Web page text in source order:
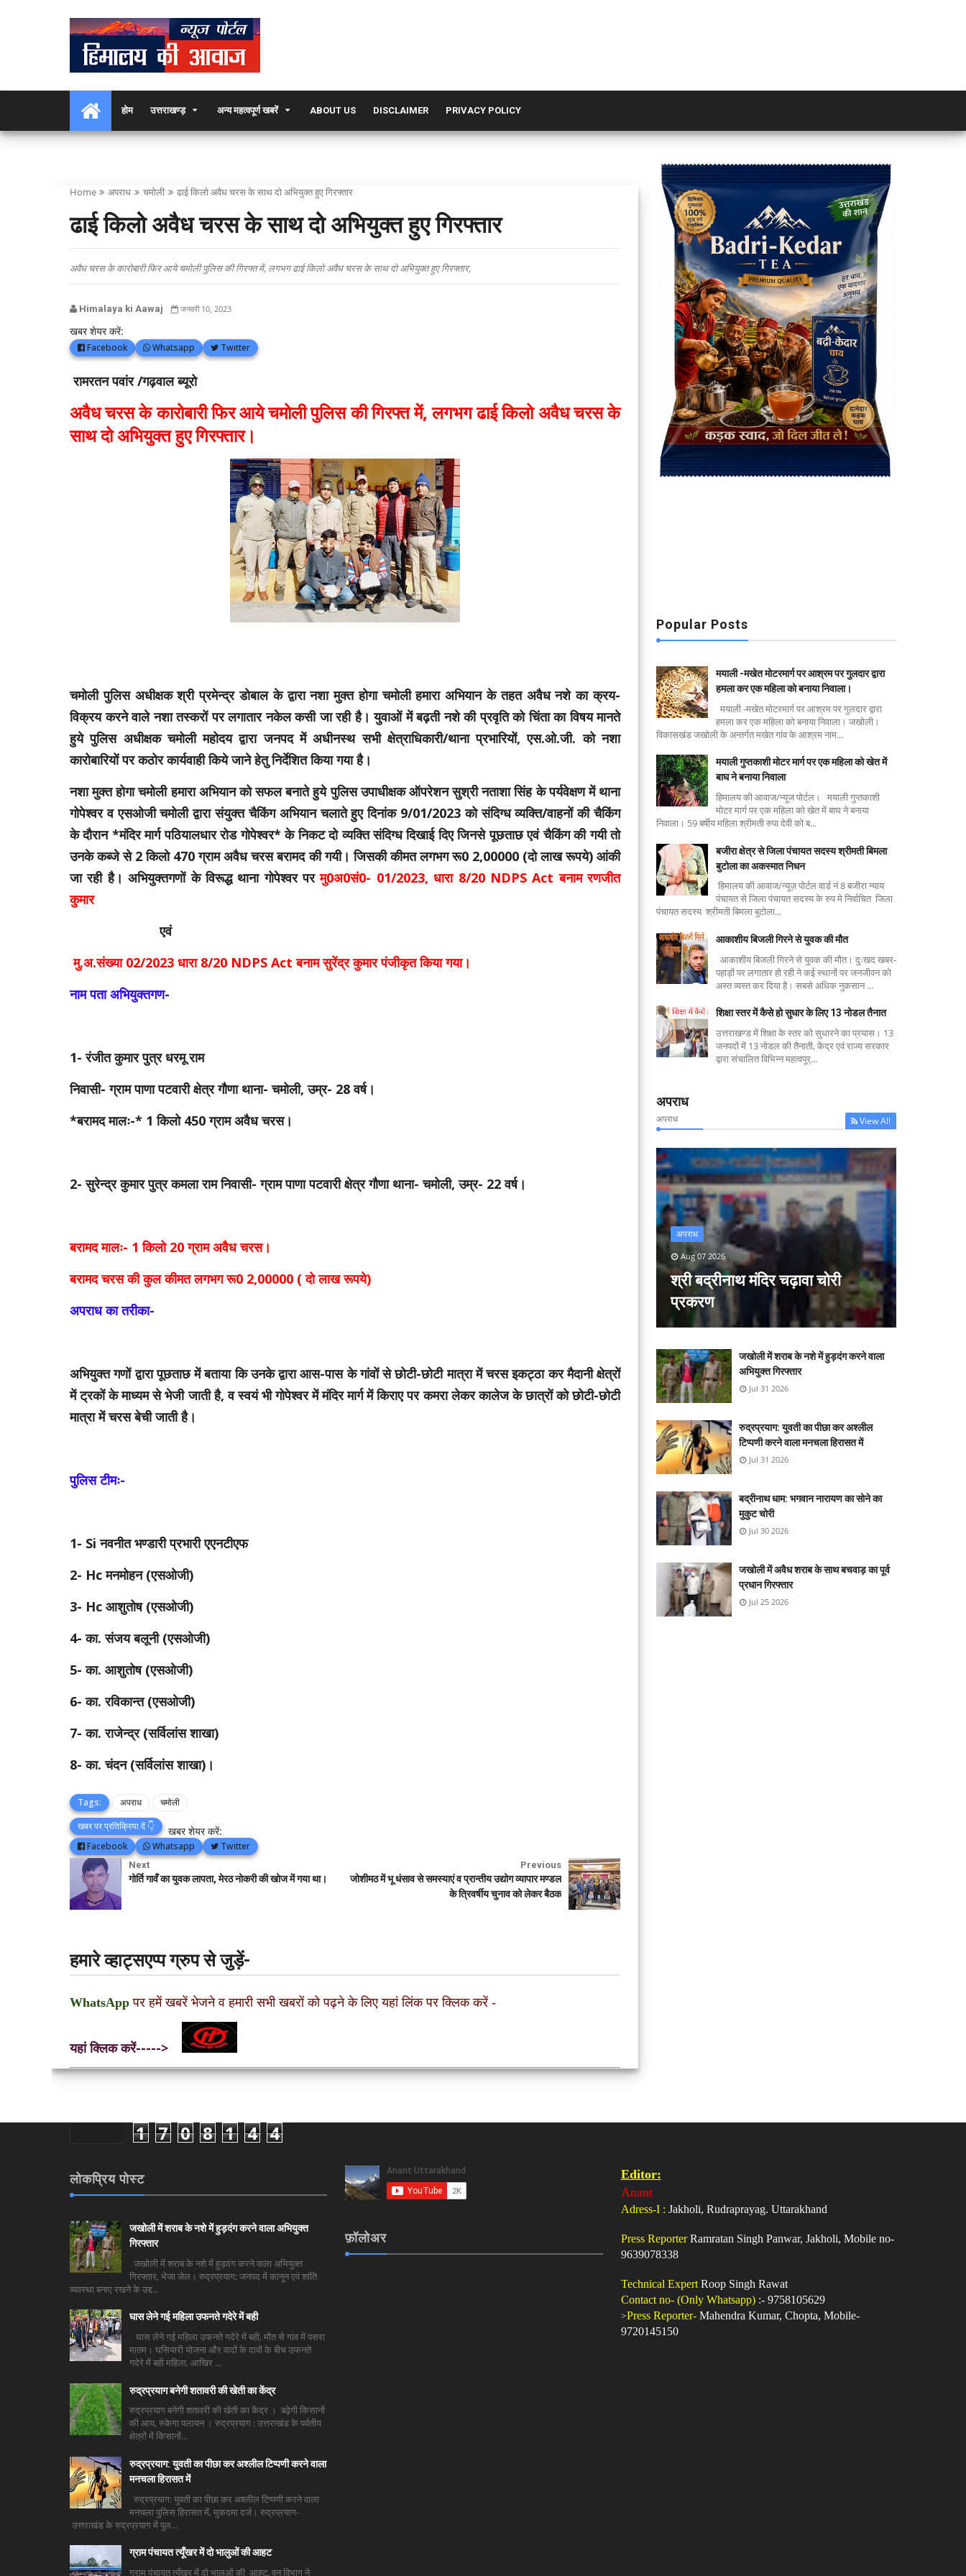
होम उत्तराखण्ड़ अन्य महत्वपूर्ण खबरें ABOUT US DISCLAIMER PRIVACY POLICY
Home अपराध चमोली ढाई किलो अवैध चरस के साथ दो अभियुक्त हुए गिरफ्तार
ढाई किलो अवैध चरस के साथ दो अभियुक्त हुए गिरफ्तार
अवैध चरस के कारोबारी फिर आये चमोली पुलिस की गिरफ्त में, लगभग ढाई किलो अवैध चरस के साथ दो अभियुक्त हुए गिरफ्तार,
Himalaya ki Aawaj जनवरी 10, 2023
खबर शेयर करें:
Facebook Whatsapp Twitter
रामरतन पवांर /गढ़वाल ब्यूरो
अवैध चरस के कारोबारी फिर आये चमोली पुलिस की गिरफ्त में, लगभग ढाई किलो अवैध चरस के
साथ दो अभियुक्त हुए गिरफ्तार।
चमोली पुलिस अधीक्षक श्री प्रमेन्द्र डोबाल के द्वारा नशा मुक्त होगा चमोली हमारा अभियान के तहत अवैध नशे का क्रय-
विक्रय करने वाले नशा तस्करों पर लगातार नकेल कसी जा रही है। युवाओं में बढ़ती नशे की प्रवृति को चिंता का विषय मानते
हुये पुलिस अधीक्षक चमोली महोदय द्वारा जनपद में अधीनस्थ सभी क्षेत्राधिकारी/थाना प्रभारियों, एस.ओ.जी. को नशा
कारोबारियों पर कठोर कार्यवाही किये जाने हेतु निर्देशित किया गया है।
नशा मुक्त होगा चमोली हमारा अभियान को सफल बनाते हुये पुलिस उपाधीक्षक ऑपरेशन सुश्री नताशा सिंह के पर्यवेक्षण में थाना
गोपेश्वर व एसओजी चमोली द्वारा संयुक्त चैकिंग अभियान चलाते हुए दिनांक 9/01/2023 को संदिग्ध व्यक्ति/वाहनों की चैकिंग
के दौरान *मंदिर मार्ग पठियालधार रोड गोपेश्वर* के निकट दो व्यक्ति संदिग्ध दिखाई दिए जिनसे पूछताछ एवं चैकिंग की गयी तो
उनके कब्जे से 2 किलो 470 ग्राम अवैध चरस बरामद की गयी। जिसकी कीमत लगभग रू0 2,00000 (दो लाख रूपये) आंकी
जा रही है। अभियुक्तगणों के विरूद्ध थाना गोपेश्वर परमु0अ0सं0- 01/2023, धारा 8/20 NDPS Act बनाम रणजीत
कुमार
एवं
मु.अ.संख्या 02/2023 धारा 8/20 NDPS Act बनाम सुरेंद्र कुमार पंजीकृत किया गया।
नाम पता अभियुक्तगण-
1- रंजीत कुमार पुत्र धरमू राम
निवासी- ग्राम पाणा पटवारी क्षेत्र गौणा थाना- चमोली, उम्र- 28 वर्ष।
*बरामद मालः-* 1 किलो 450 ग्राम अवैध चरस।
2- सुरेन्द्र कुमार पुत्र कमला राम निवासी- ग्राम पाणा पटवारी क्षेत्र गौणा थाना- चमोली, उम्र- 22 वर्ष।
बरामद मालः- 1 किलो 20 ग्राम अवैध चरस।
बरामद चरस की कुल कीमत लगभग रू0 2,00000 ( दो लाख रूपये)
अपराध का तरीका-
अभियुक्त गणों द्वारा पूछताछ में बताया कि उनके द्वारा आस-पास के गांवों से छोटी-छोटी मात्रा में चरस इकट्ठा कर मैदानी क्षेत्रों
में ट्रकों के माध्यम से भेजी जाती है, व स्वयं भी गोपेश्वर में मंदिर मार्ग में किराए पर कमरा लेकर कालेज के छात्रों को छोटी-छोटी
मात्रा में चरस बेची जाती है।
पुलिस टीमः-
1- Si नवनीत भण्डारी प्रभारी एएनटीएफ
2- Hc मनमोहन (एसओजी)
3- Hc आशुतोष (एसओजी)
4- का. संजय बलूनी (एसओजी)
5- का. आशुतोष (एसओजी)
6- का. रविकान्त (एसओजी)
7- का. राजेन्द्र (सर्विलांस शाखा)
8- का. चंदन (सर्विलांस शाखा)।
Tags: अपराध
चमोली
खबर पर प्रतिक्रिया दें 👇
खबर शेयर करें:
Facebook Whatsapp Twitter
Next
गोर्ति गावँ का युवक लापता, मेरठ नोकरी की खोज में गया था।
Previous
जोशीमठ में भू धंसाव से समस्याएं व प्रान्तीय उद्योग व्यापार मण्डल
के त्रिवर्षीय चुनाव को लेकर बैठक
हमारे व्हाट्सएप्प ग्रुप से जुड़ें-
WhatsApp पर हमें खबरें भेजने व हमारी सभी खबरों को पढ़ने के लिए यहां लिंक पर क्लिक करें -
यहां क्लिक करें----->
Popular Posts
मयाली -मखेत मोटरमार्ग पर आश्रम पर गुलदार द्वारा
हमला कर एक महिला को बनाया निवाला।
मयाली -मखेत मोटरमार्ग पर आश्रम पर गुलदार द्वारा
हमला कर एक महिला को बनाया निवाला। जखोली।
विकासखंड जखोली के अन्तर्गत मखेत गांव के आश्रम नाम...
मयाली गुप्तकाशी मोटर मार्ग पर एक महिला को खेत में
बाघ ने बनाया निवाला
हिमालय की आवाज/न्यूज पोर्टल। मयाली गुप्तकाशी
मोटर मार्ग पर एक महिला को खेत में बाघ ने बनाया
निवाला। 59 बर्षीय महिला श्रीमती रुपा देवी को ब...
बजीरा क्षेत्र से जिला पंचायत सदस्य श्रीमती बिमला
बुटोला का अकस्मात निधन
हिमालय की आवाज/न्यूज़ पोर्टल वार्ड नं 8 बजीरा न्याय
पंचायत से जिला पंचायत सदस्य के रुप मे निर्वाचित जिला
पंचायत सदस्य श्रीमती बिमला बुटोला...
आकाशीय बिजली गिरने से युवक की मौत
आकाशीय बिजली गिरने से युवक की मौत। दुःखद खबर-
पहाड़ों पर लगातार हो रही ने कई स्थानों पर जनजीवन को
अस्त व्यस्त कर दिया है। सबसे अधिक नुकसान ...
शिक्षा स्तर में कैसे हो सुधार के लिए 13 नोडल तैनात
उत्तराखण्ड में शिक्षा के स्तर को सुधारने का प्रयास। 13
जनपदों में 13 नोडल की तैनाती, केंद्र एवं राज्य सरकार
द्वारा संचालित विभिन्न महत्वपूर्...
अपराध
अपराध View All
अपराध
Aug 07 2026
श्री बद्रीनाथ मंदिर चढ़ावा चोरी
प्रकरण
जखोली में शराब के नशे में हुड़दंग करने वाला
अभियुक्त गिरफ्तार
Jul 31 2026
रुद्रप्रयाग: युवती का पीछा कर अश्लील
टिप्पणी करने वाला मनचला हिरासत में
Jul 31 2026
बद्रीनाथ धाम: भगवान नारायण का सोने का
मुकुट चोरी
Jul 30 2026
जखोली में अवैध शराब के साथ बचवाड़ का पूर्व
प्रधान गिरफ्तार
Jul 25 2026
1 7 0 8 1 4 4
लोकप्रिय पोस्ट
जखोली में शराब के नशे में हुड़दंग करने वाला अभियुक्त
गिरफ्तार
जखोली में शराब के नशे में हुड़दंग करने वाला अभियुक्त
गिरफ्तार, भेजा जेल। रुद्रप्रयाग: जनपद में कानून एवं शांति
व्यवस्था बनाए रखने के उद्द...
घास लेने गई महिला उफनते गदेरे में बही
घास लेने गई महिला उफनते गदेरे में बही, मौत से गांव में पसरा
मातम। घसियारी योजना और वादों के दावों के बीच उफनते
गदेरे में बही महिला, आखिर ...
रुद्रप्रयाग बनेगी शतावरी की खेती का केंद्र
रुद्रप्रयाग बनेगी शतावरी की खेती का केंद्र । बढ़ेगी किसानों
की आय, रुकेगा पलायन । रुद्रप्रयाग : उत्तराखंड के पर्वतीय
क्षेत्रों में किसानों...
रुद्रप्रयाग: युवती का पीछा कर अश्लील टिप्पणी करने वाला
मनचला हिरासत में
रुद्रप्रयाग: युवती का पीछा कर अश्लील टिप्पणी करने वाला
मनचला पुलिस हिरासत में, मुकदमा दर्ज। रुद्रप्रयाग-
उत्तराखंड के रुद्रप्रयाग में पुल...
ग्राम पंचायत त्यूँखर में दो भालुओं की आहट
ग्राम पंचायत त्यूँखर में दो भालुओं की आहट, वन विभाग ने
फ़ॉलोअर
Editor:
Anant
Adress-I : Jakholi, Rudraprayag. Uttarakhand
Press ReporterRamratan Singh Panwar, Jakholi, Mobile no-
9639078338
Technical ExpertRoop Singh Rawat
Contact no- (Only Whatsapp) :- 9758105629
>Press Reporter-Mahendra Kumar, Chopta, Mobile-
9720145150